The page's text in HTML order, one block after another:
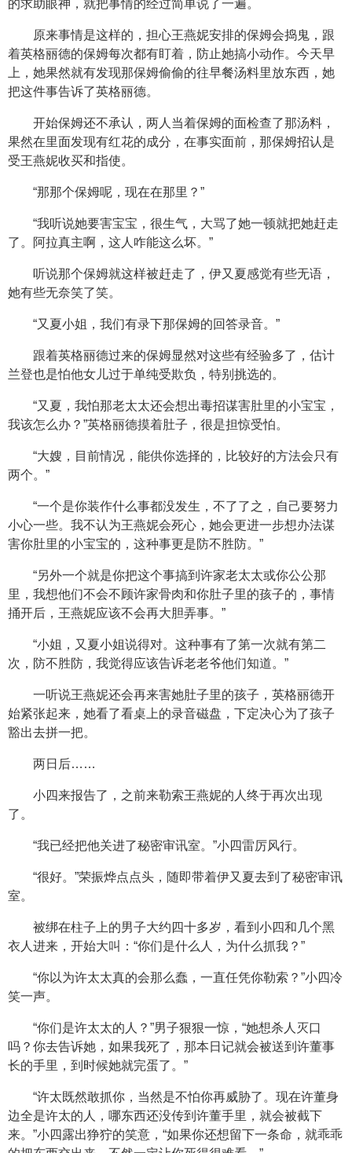
的求助眼神，就把事情的经过简单说了一遍。
原来事情是这样的，担心王燕妮安排的保姆会捣鬼，跟
着英格丽德的保姆每次都有盯着，防止她搞小动作。今天早
上，她果然就有发现那保姆偷偷的往早餐汤料里放东西，她
把这件事告诉了英格丽德。
开始保姆还不承认，两人当着保姆的面检查了那汤料，
果然在里面发现有红花的成分，在事实面前，那保姆招认是
受王燕妮收买和指使。
“那那个保姆呢，现在在那里？”
“我听说她要害宝宝，很生气，大骂了她一顿就把她赶走
了。阿拉真主啊，这人咋能这么坏。”
听说那个保姆就这样被赶走了，伊又夏感觉有些无语，
她有些无奈笑了笑。
“又夏小姐，我们有录下那保姆的回答录音。”
跟着英格丽德过来的保姆显然对这些有经验多了，估计
兰登也是怕他女儿过于单纯受欺负，特别挑选的。
“又夏，我怕那老太太还会想出毒招谋害肚里的小宝宝，
我该怎么办？”英格丽德摸着肚子，很是担惊受怕。
“大嫂，目前情况，能供你选择的，比较好的方法会只有
两个。”
“一个是你装作什么事都没发生，不了了之，自己要努力
小心一些。我不认为王燕妮会死心，她会更进一步想办法谋
害你肚里的小宝宝的，这种事更是防不胜防。”
“另外一个就是你把这个事搞到许家老太太或你公公那
里，我想他们不会不顾许家骨肉和你肚子里的孩子的，事情
捅开后，王燕妮应该不会再大胆弄事。”
“小姐，又夏小姐说得对。这种事有了第一次就有第二
次，防不胜防，我觉得应该告诉老老爷他们知道。”
一听说王燕妮还会再来害她肚子里的孩子，英格丽德开
始紧张起来，她看了看桌上的录音磁盘，下定决心为了孩子
豁出去拼一把。
两日后……
小四来报告了，之前来勒索王燕妮的人终于再次出现
了。
“我已经把他关进了秘密审讯室。”小四雷厉风行。
“很好。”荣振烨点点头，随即带着伊又夏去到了秘密审讯
室。
被绑在柱子上的男子大约四十多岁，看到小四和几个黑
衣人进来，开始大叫：“你们是什么人，为什么抓我？”
“你以为许太太真的会那么蠢，一直任凭你勒索？”小四冷
笑一声。
“你们是许太太的人？”男子狠狠一惊，“她想杀人灭口
吗？你去告诉她，如果我死了，那本日记就会被送到许董事
长的手里，到时候她就完蛋了。”
“许太既然敢抓你，当然是不怕你再威胁了。现在许董身
边全是许太的人，哪东西还没传到许董手里，就会被截下
来。”小四露出狰狞的笑意，“如果你还想留下一条命，就乖乖